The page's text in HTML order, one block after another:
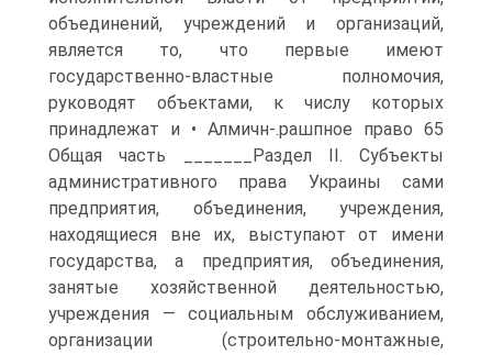
объединений, учреждений и организаций,
является то, что первые имеют
государственно-властные полномочия,
руководят объектами, к числу которых
принадлежат и • Алмичн-.рашпное право 65
Общая часть _______Раздел II. Субъекты
административного права Украины сами
предприятия, объединения, учреждения,
находящиеся вне их, выступают от имени
государства, а предприятия, объединения,
занятые хозяйственной деятельностью,
учреждения — социальным обслуживанием,
организации (строительно-монтажные,